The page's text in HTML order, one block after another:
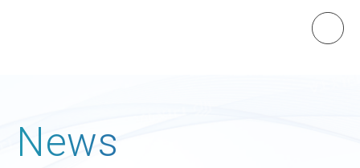
製品情報
News